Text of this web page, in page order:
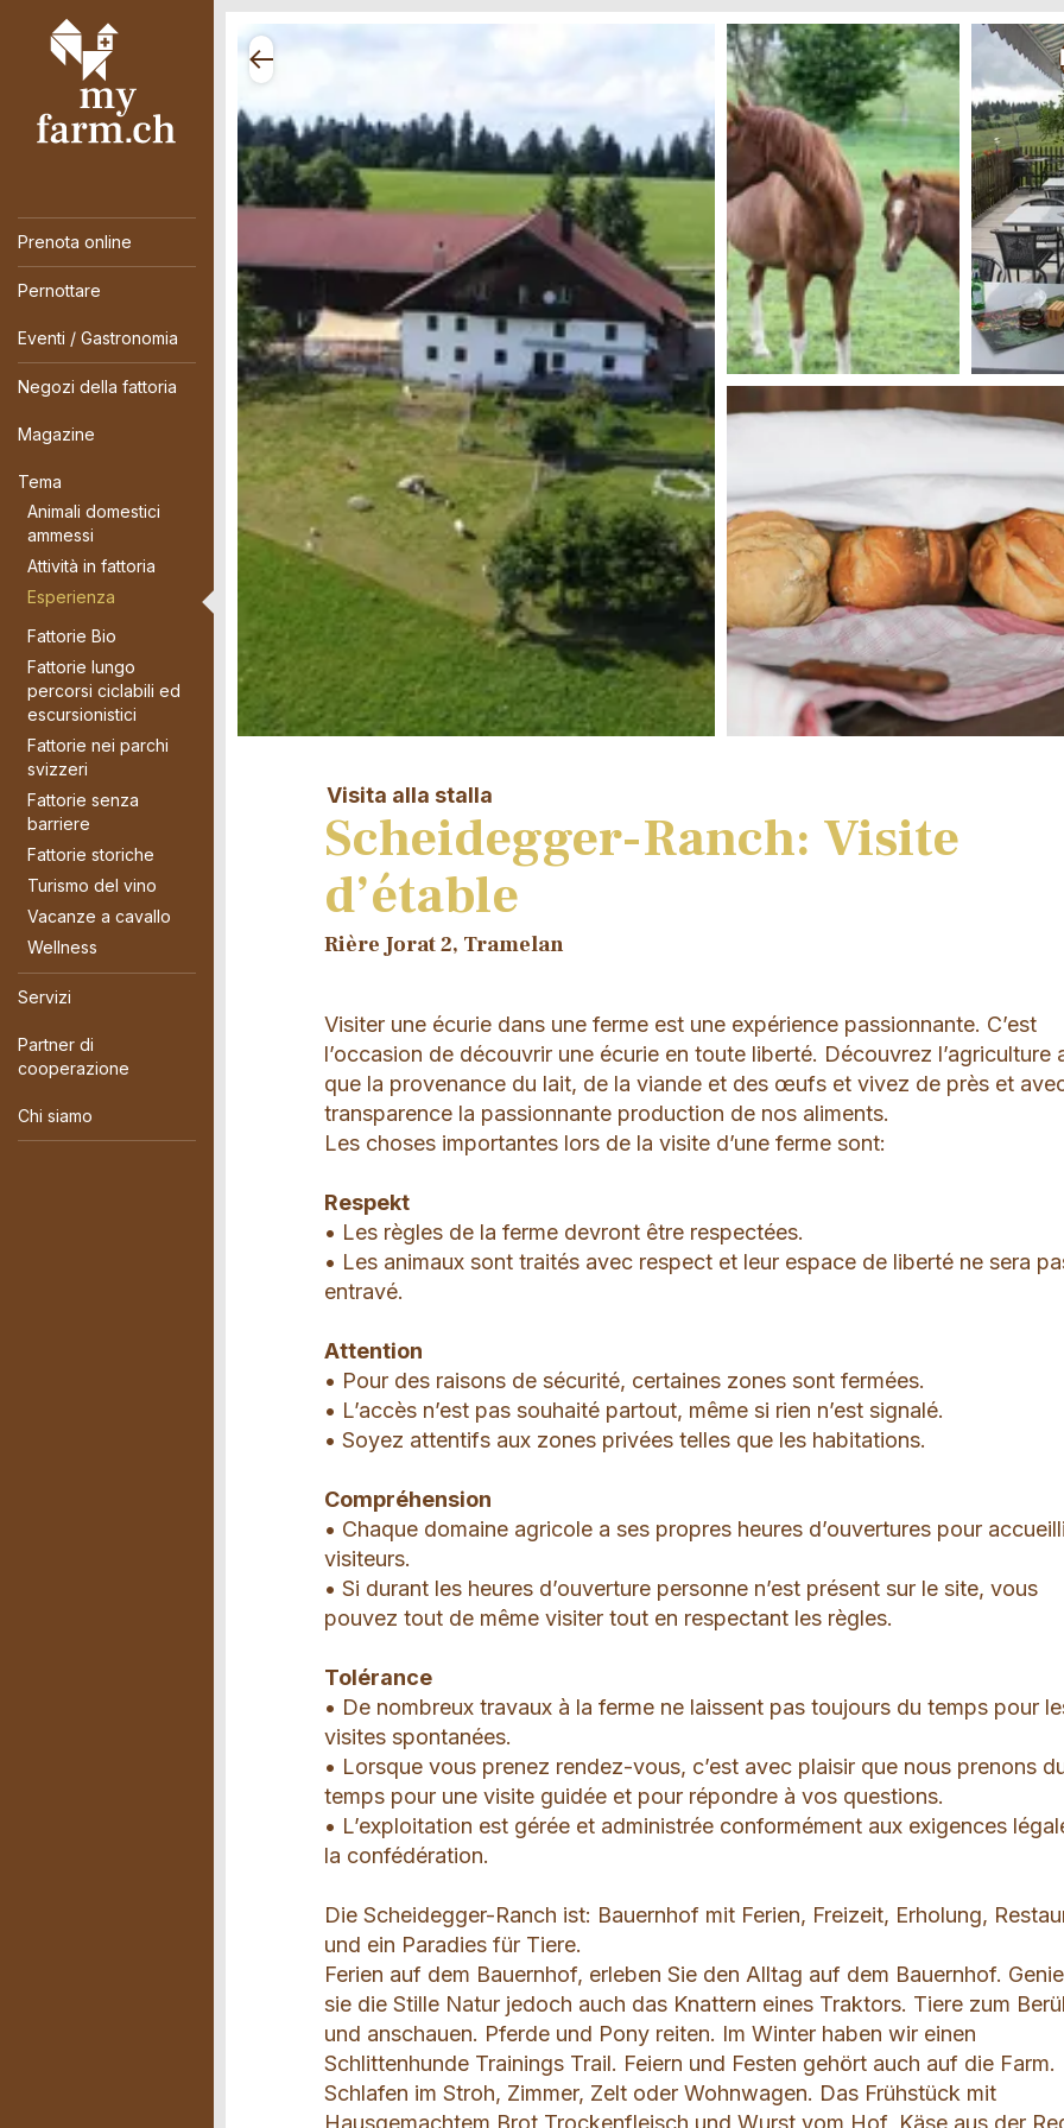
Prenota online
Pernottare
Eventi / Gastronomia
Negozi della fattoria
Magazine
Tema
Animali domestici
ammessi
Attività in fattoria
Esperienza
Fattorie Bio
Fattorie lungo
percorsi ciclabili ed
escursionistici
Fattorie nei parchi
svizzeri
Fattorie senza
barriere
Fattorie storiche
Turismo del vino
Vacanze a cavallo
Wellness
Servizi
Partner di
cooperazione
Chi siamo
Visita alla stalla
Scheidegger-Ranch: Visite
d’étable
Rière Jorat 2, Tramelan
Visiter une écurie dans une ferme est une expérience passionnante. C’est
l’occasion de découvrir une écurie en toute liberté. Découvrez l’agriculture
que la provenance du lait, de la viande et des œufs et vivez de près et
transparence la passionnante production de nos aliments.
Les choses importantes lors de la visite d’une ferme sont:
Respekt
• Les règles de la ferme devront être respectées.
• Les animaux sont traités avec respect et leur espace de liberté ne sera
entravé.
Attention
• Pour des raisons de sécurité, certaines zones sont fermées.
• L’accès n’est pas souhaité partout, même si rien n’est signalé.
• Soyez attentifs aux zones privées telles que les habitations.
Compréhension
• Chaque domaine agricole a ses propres heures d’ouvertures pour
visiteurs.
• Si durant les heures d’ouverture personne n’est présent sur le site, vous
pouvez tout de même visiter tout en respectant les règles.
Tolérance
• De nombreux travaux à la ferme ne laissent pas toujours du temps pour
visites spontanées.
• Lorsque vous prenez rendez-vous, c’est avec plaisir que nous prenons
temps pour une visite guidée et pour répondre à vos questions.
• L’exploitation est gérée et administrée conformément aux exigences
la confédération.
Die Scheidegger-Ranch ist: Bauernhof mit Ferien, Freizeit, Erholung,
und ein Paradies für Tiere.
Ferien auf dem Bauernhof, erleben Sie den Alltag auf dem Bauernhof.
sie die Stille Natur jedoch auch das Knattern eines Traktors. Tiere zum
und anschauen. Pferde und Pony reiten. Im Winter haben wir einen
Schlittenhunde Trainings Trail. Feiern und Festen gehört auch auf die Farm.
Schlafen im Stroh, Zimmer, Zelt oder Wohnwagen. Das Frühstück mit
Hausgemachtem Brot Trockenfleisch und Wurst vom Hof, Käse aus der